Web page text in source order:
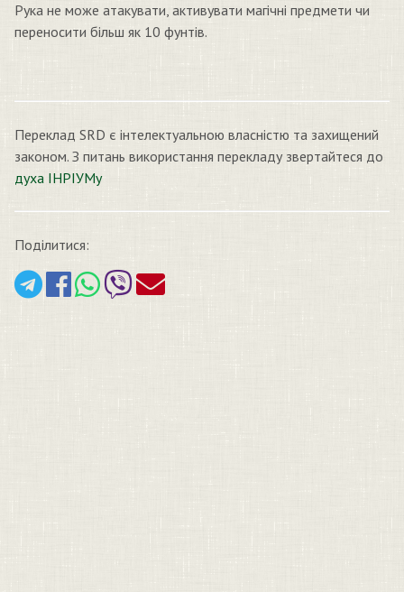
Рука не може атакувати, активувати магічні предмети чи
переносити більш як 10 фунтів.
Переклад SRD є інтелектуальною власністю та захищений
законом. З питань використання перекладу звертайтеся до
духа ІНРІУМу
Поділитися: